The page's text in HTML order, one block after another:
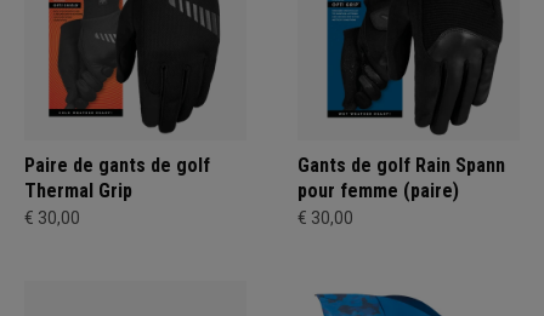
Paire de gants de golf
Thermal Grip
€ 30,00
Gants de golf Rain Spann
pour femme (paire)
€ 30,00